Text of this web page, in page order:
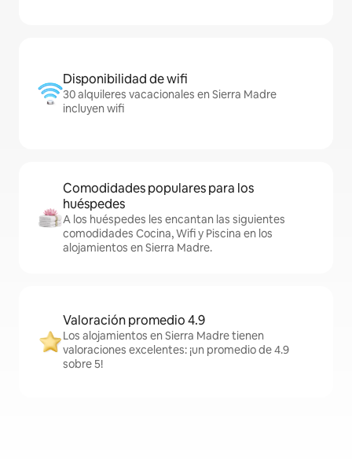
Disponibilidad de wifi
30 alquileres vacacionales en Sierra Madre
incluyen wifi
Comodidades populares para los
huéspedes
A los huéspedes les encantan las siguientes
comodidades Cocina, Wifi y Piscina en los
alojamientos en Sierra Madre.
Valoración promedio 4.9
Los alojamientos en Sierra Madre tienen
valoraciones excelentes: ¡un promedio de 4.9
sobre 5!